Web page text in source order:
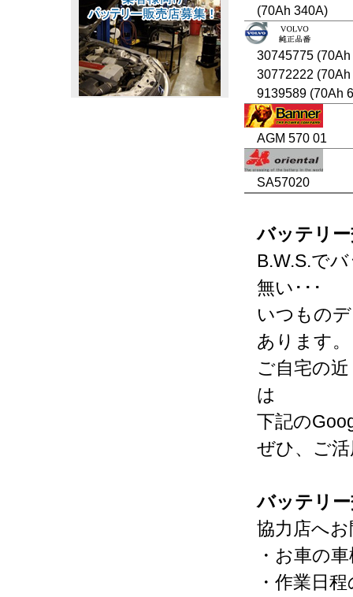
(70Ah 340A)
30745775
30772222
9139589 (70Ah
AGM 570 01
SA57020
バッテリ
B.W.S.で
無い･･･
いつもの
あります
ご自宅の
は
下記の
ぜひ、ご
バッテリ
協力店へ
・お車の
・作業日